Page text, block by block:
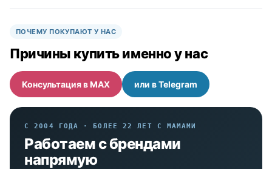
ПОЧЕМУ ПОКУПАЮТ У НАС
Причины купить именно у нас
Консультация в MAX или в Telegram
С 2004 ГОДА · БОЛЕЕ 22 ЛЕТ С МАМАМИ
Работаем с брендами
напрямую